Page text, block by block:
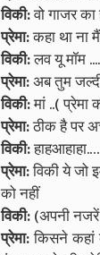
विकी:वो गाजर
प्रेमा:कहा था ना
विकी:लव यू मॉम ....
प्रेमा:अब तुम
विकी:मां ..(
प्रेमा:ठीक है पर
विकी:
प्रेमा:विकी ये जो
को नहीं
विकी:(अपनी
प्रेमा:किसने कहां